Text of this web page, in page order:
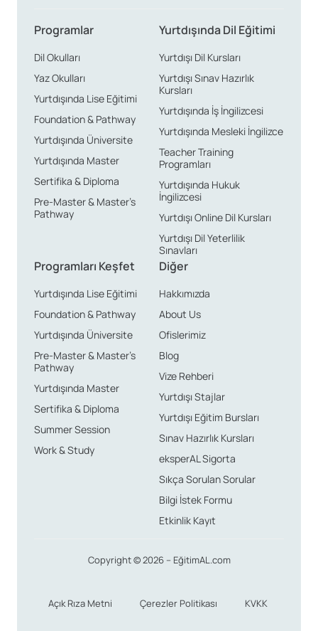
Programlar
Dil Okulları
Yaz Okulları
Yurtdışında Lise Eğitimi
Foundation & Pathway
Yurtdışında Üniversite
Yurtdışında Master
Sertifika & Diploma
Pre-Master & Master’s
Pathway
Yurtdışında Dil Eğitimi
Yurtdışı Dil Kursları
Yurtdışı Sınav Hazırlık
Kursları
Yurtdışında İş İngilizcesi
Yurtdışında Mesleki İngilizce
Teacher Training
Programları
Yurtdışında Hukuk
İngilizcesi
Yurtdışı Online Dil Kursları
Yurtdışı Dil Yeterlilik
Sınavları
Programları Keşfet
Yurtdışında Lise Eğitimi
Foundation & Pathway
Yurtdışında Üniversite
Pre-Master & Master’s
Pathway
Yurtdışında Master
Sertifika & Diploma
Summer Session
Work & Study
Diğer
Hakkımızda
About Us
Ofislerimiz
Blog
Vize Rehberi
Yurtdışı Stajlar
Yurtdışı Eğitim Bursları
Sınav Hazırlık Kursları
eksperAL Sigorta
Sıkça Sorulan Sorular
Bilgi İstek Formu
Etkinlik Kayıt
Copyright © 2026 – EğitimAL.com
Açık Rıza Metni Çerezler Politikası KVKK